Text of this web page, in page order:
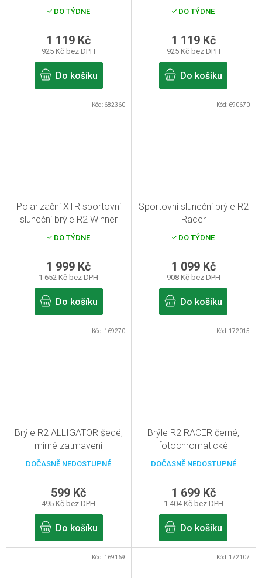
DO TÝDNE
925 Kč bez DPH
1 119 Kč
Do košíku
DO TÝDNE
925 Kč bez DPH
1 119 Kč
Do košíku
Polarizační XTR sportovní
sluneční brýle R2 Winner
DO TÝDNE
1 652 Kč bez DPH
1 999 Kč
Do košíku
Kód: 682360
Sportovní sluneční brýle R2
Racer
DO TÝDNE
908 Kč bez DPH
1 099 Kč
Do košíku
Kód: 690670
Brýle R2 ALLIGATOR šedé,
mírné zatmavení
DOČASNĚ NEDOSTUPNÉ
495 Kč bez DPH
599 Kč
Do košíku
Kód: 169270
Brýle R2 RACER černé,
fotochromatické
DOČASNĚ NEDOSTUPNÉ
1 404 Kč bez DPH
1 699 Kč
Do košíku
Kód: 172015
Kód: 169169 Kód: 172107